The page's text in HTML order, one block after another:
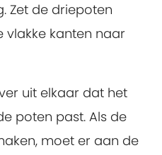
Zet de driepoten
kanten naar
uit elkaar dat het
poten past. Als de
moet er aan de